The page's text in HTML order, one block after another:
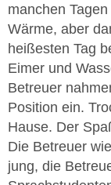
manchen
Wärme, aber
heißesten Tag
Eimer und
Betreuer
Position ein.
Hause. Der
Die Betreuer
jung, die